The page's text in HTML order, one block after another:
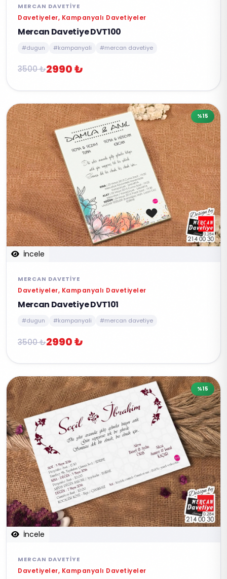
MERCAN DAVETIYE
Davetiyeler, Kampanyalı Davetiyeler
Mercan Davetiye DVT100
#dugun #kampanyali #mercan davetiye
3500 ₺2990 ₺
İncele
%15
MERCAN DAVETIYE
Davetiyeler, Kampanyalı Davetiyeler
Mercan Davetiye DVT101
#dugun #kampanyali #mercan davetiye
3500 ₺2990 ₺
İncele
%15
MERCAN DAVETIYE
Davetiyeler, Kampanyalı Davetiyeler